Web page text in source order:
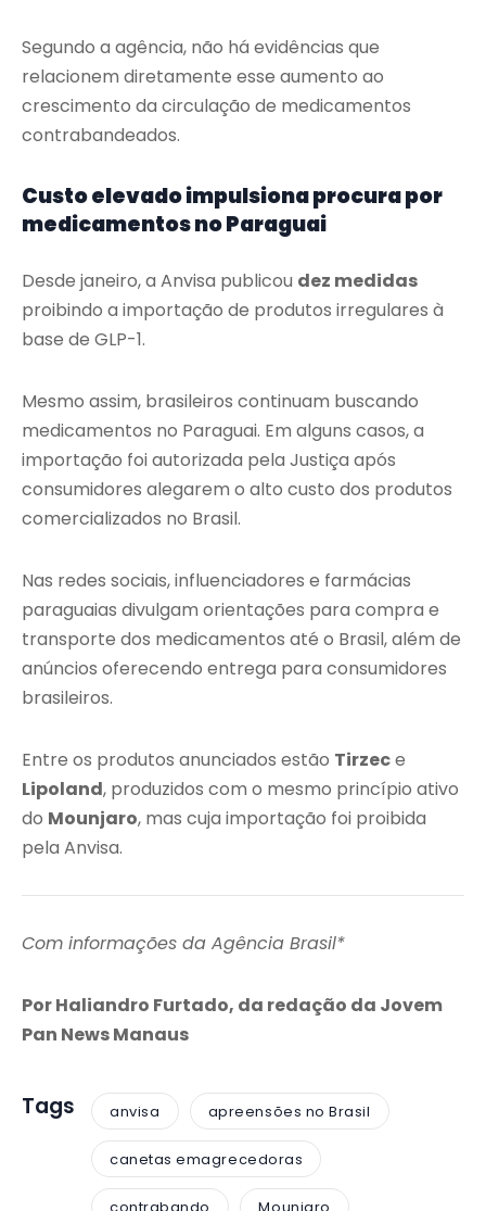
Segundo a agência, não há evidências que
relacionem diretamente esse aumento ao
crescimento da circulação de medicamentos
contrabandeados.
Custo elevado impulsiona procura por
medicamentos no Paraguai
Desde janeiro, a Anvisa publicou dez medidas
proibindo a importação de produtos irregulares à
base de GLP-1.
Mesmo assim, brasileiros continuam buscando
medicamentos no Paraguai. Em alguns casos, a
importação foi autorizada pela Justiça após
consumidores alegarem o alto custo dos produtos
comercializados no Brasil.
Nas redes sociais, influenciadores e farmácias
paraguaias divulgam orientações para compra e
transporte dos medicamentos até o Brasil, além de
anúncios oferecendo entrega para consumidores
brasileiros.
Entre os produtos anunciados estão Tirzece
Lipoland, produzidos com o mesmo princípio ativo
do Mounjaro, mas cuja importação foi proibida
pela Anvisa.
Com informações da Agência Brasil*
Por Haliandro Furtado, da redação da Jovem
Pan News Manaus
Tags anvisa apreensões no Brasil
canetas emagrecedoras
contrabando Mounjaro